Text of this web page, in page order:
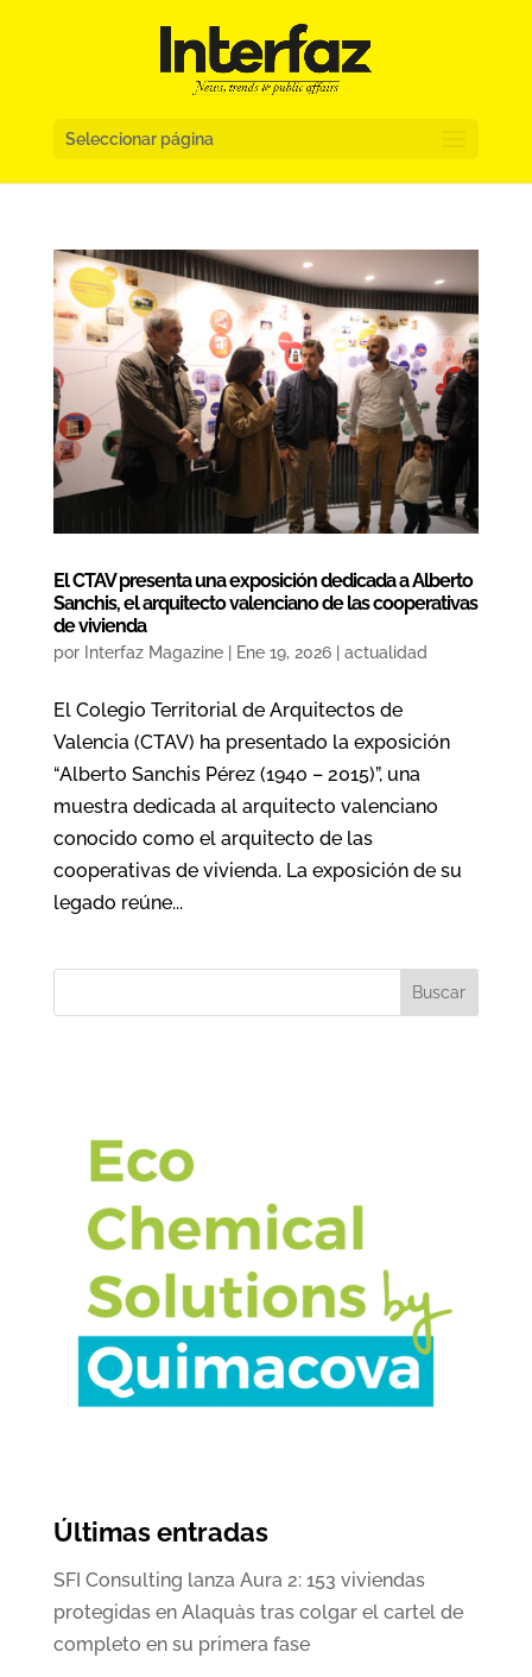
Seleccionar página
El CTAV presenta una exposición dedicada a Alberto
Sanchis, el arquitecto valenciano de las cooperativas
de vivienda
por Interfaz Magazine| Ene 19, 2026| actualidad
El Colegio Territorial de Arquitectos de
Valencia (CTAV) ha presentado la exposición
“Alberto Sanchis Pérez (1940 – 2015)”, una
muestra dedicada al arquitecto valenciano
conocido como el arquitecto de las
cooperativas de vivienda. La exposición de su
legado reúne...
Buscar
Últimas entradas
SFI Consulting lanza Aura 2: 153 viviendas
protegidas en Alaquàs tras colgar el cartel de
completo en su primera fase